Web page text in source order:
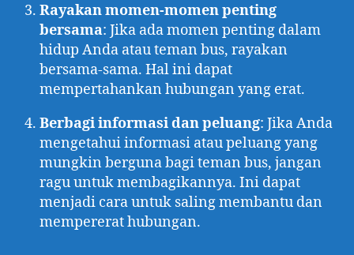
Rayakan momen-momen penting
bersama: Jika ada momen penting dalam
hidup Anda atau teman bus, rayakan
bersama-sama. Hal ini dapat
mempertahankan hubungan yang erat.
Berbagi informasi dan peluang: Jika Anda
mengetahui informasi atau peluang yang
mungkin berguna bagi teman bus, jangan
ragu untuk membagikannya. Ini dapat
menjadi cara untuk saling membantu dan
mempererat hubungan.